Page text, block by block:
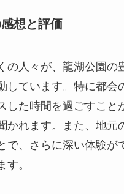
かれます。また、地元
す。
には、地域の文化を代
作家が訪れたこともあ
龍湖公園の魅力を称賛
広めるきっかけとなっ